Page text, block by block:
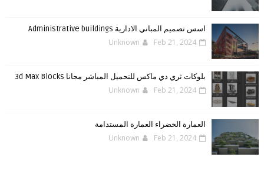
اسس تصميم المباني الادارية Administrative buildings
Unknown Feb 21, 2024
بلوكات ثري دي ماكس للتحميل المباشر مجانا 3d Max Blocks
Unknown Feb 21, 2024
العمارة الخضراء العمارة المستدامة
Unknown Feb 21, 2024